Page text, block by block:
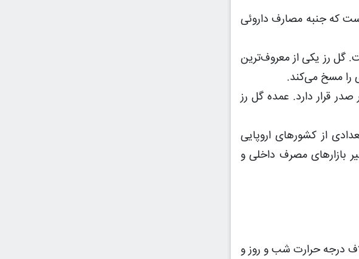
که جنبه مصارف داروئی
گل رز یکی از معروف‌ترین
را مسخ می‌کند.
قرار دارد. عمده گل رز
از کشورهای اروپایی
بازارهای مصرف داخلی و
درجه حرارت شب و روز و